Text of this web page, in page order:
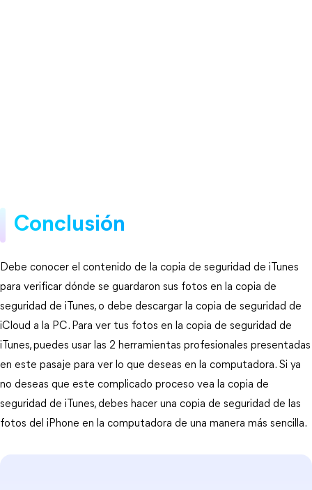
Conclusión
Debe conocer el contenido de la copia de seguridad de iTunes
para verificar dónde se guardaron sus fotos en la copia de
seguridad de iTunes, o debe descargar la copia de seguridad de
iCloud a la PC. Para ver tus fotos en la copia de seguridad de
iTunes, puedes usar las 2 herramientas profesionales presentadas
en este pasaje para ver lo que deseas en la computadora. Si ya
no deseas que este complicado proceso vea la copia de
seguridad de iTunes, debes hacer una copia de seguridad de las
fotos del iPhone en la computadora de una manera más sencilla.